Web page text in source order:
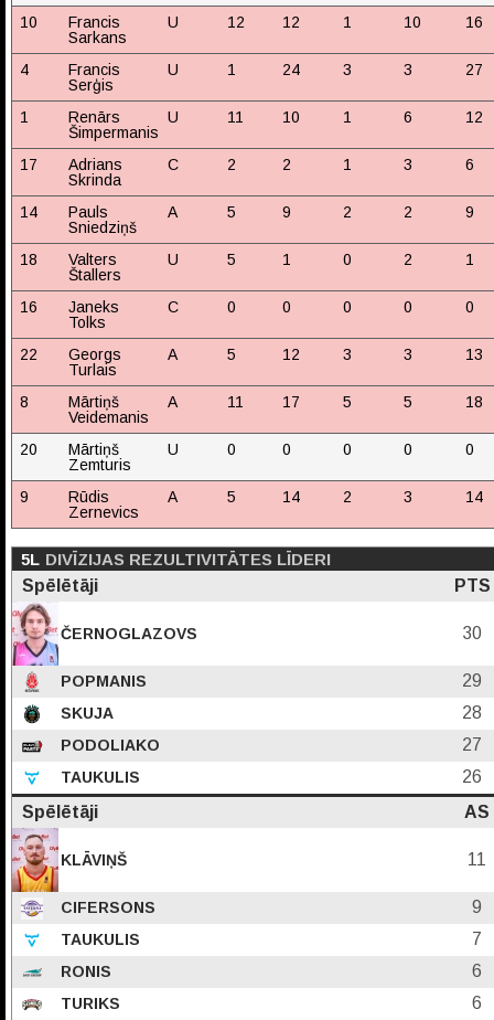
10
Francis
Sarkans
U 12 12 1 10 16
4
Francis
Serģis
U 1 24 3 3 27
1
Renārs
Šimpermanis
U 11 10 1 6 12
17
Adrians
Skrinda
C 2 2 1 3 6
14
Pauls
Sniedziņš
A 5 9 2 2 9
18
Valters
Štallers
U 5 1 0 2 1
16
Janeks
Tolks
C 0 0 0 0 0
22
Georgs
Turlais
A 5 12 3 3 13
8
Mārtiņš
Veidemanis
A 11 17 5 5 18
20
Mārtiņš
Zemturis
U 0 0 0 0 0
9
Rūdis
Zernevics
A 5 14 2 3 14
5L DIVĪZIJAS REZULTIVITĀTES LĪDERI
Spēlētāji
PTS
ČERNOGLAZOVS 30
POPMANIS 29
SKUJA 28
PODOLIAKO 27
TAUKULIS
26
Spēlētāji
AS
KLĀVIŅŠ 11
CIFERSONS 9
TAUKULIS 7
RONIS 6
TURIKS
6